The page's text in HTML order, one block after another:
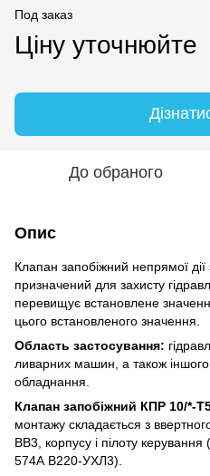
Под заказ
Ціну уточнюйте
До обраного
Опис
Клапан запобіжний непрямої
призначений для захисту
перевищує встановлене
цього встановленого значення.
Область застосування:
ливарних машин, а також іншого
обладнання.
Клапан запобіжний КПР 10/*-
монтажу складається з
ВВ3, корпусу і пілоту керування
574А В220-УХЛ3).